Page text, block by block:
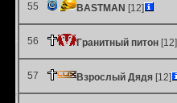
55 BASTMAN [12]
56 Гранитный питон [12]
57 Взрослый Дядя [12]